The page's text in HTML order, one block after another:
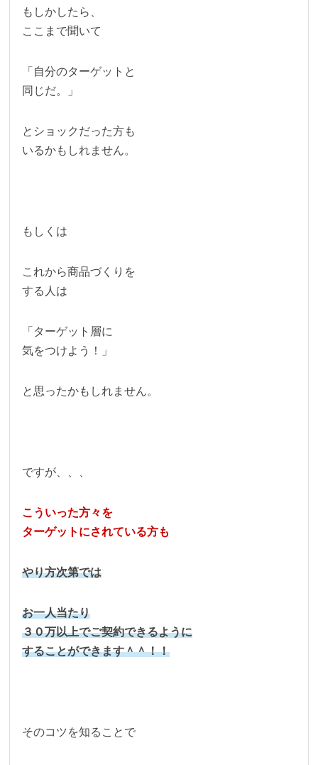
もしかしたら、
ここまで聞いて
「自分のターゲットと
同じだ。」
とショックだった方も
いるかもしれません。
もしくは
これから商品づくりを
する人は
「ターゲット層に
気をつけよう！」
と思ったかもしれません。
ですが、、、
こういった方々を
ターゲットにされている方も
やり方次第では
お一人当たり
３０万以上でご契約できるように
することができます＾＾！！
そのコツを知ることで